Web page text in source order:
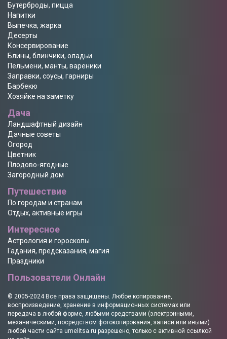
Бутерброды, пицца
Напитки
Выпечка, жарка
Десерты
Консервирование
Блины, блинчики, оладьи
Пельмени, манты, вареники
Заправки, соусы, гарниры
Барбекю
Хозяйке на заметку
Дача
Ландшафтный дизайн
Дачные советы
Огород
Цветник
Плодово-ягодные
Загородный дом
Путешествие
По городам и странам
Отдых, активные игры
Интересное
Астрология и гороскопы
Гадания, предсказания, магия
Праздники
Пользователи Онлайн
© 2005-2024 Все права защищены. Любое копирование,
воспроизведение, хранение в информационных системах или
передача в любой форме, любыми средствами (электронными,
механическими, посредством фотокопирования, записи или иными)
любой части сайта umelitsa.ru разрешено, только с активной ссылкой